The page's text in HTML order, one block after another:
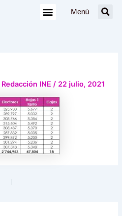
Menú
Redacción INE/ 22 julio, 2021